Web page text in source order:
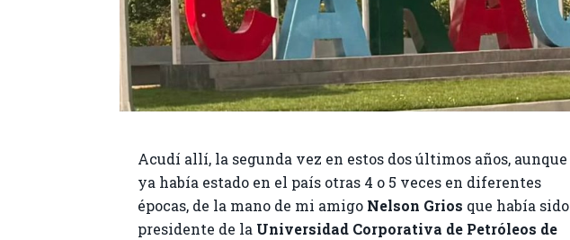
Acudí allí, la segunda vez en estos dos últimos años, aunque
ya había estado en el país otras 4 o 5 veces en diferentes
épocas, de la mano de mi amigo Nelson Grios que había sido
presidente de la Universidad Corporativa de Petróleos de